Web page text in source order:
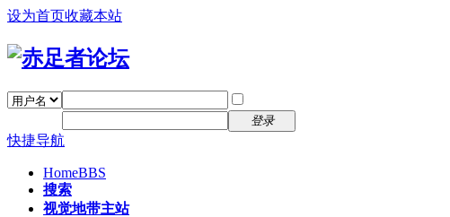
设为首页收藏本站
登录
快捷导航
HomeBBS
搜索
视觉地带主站